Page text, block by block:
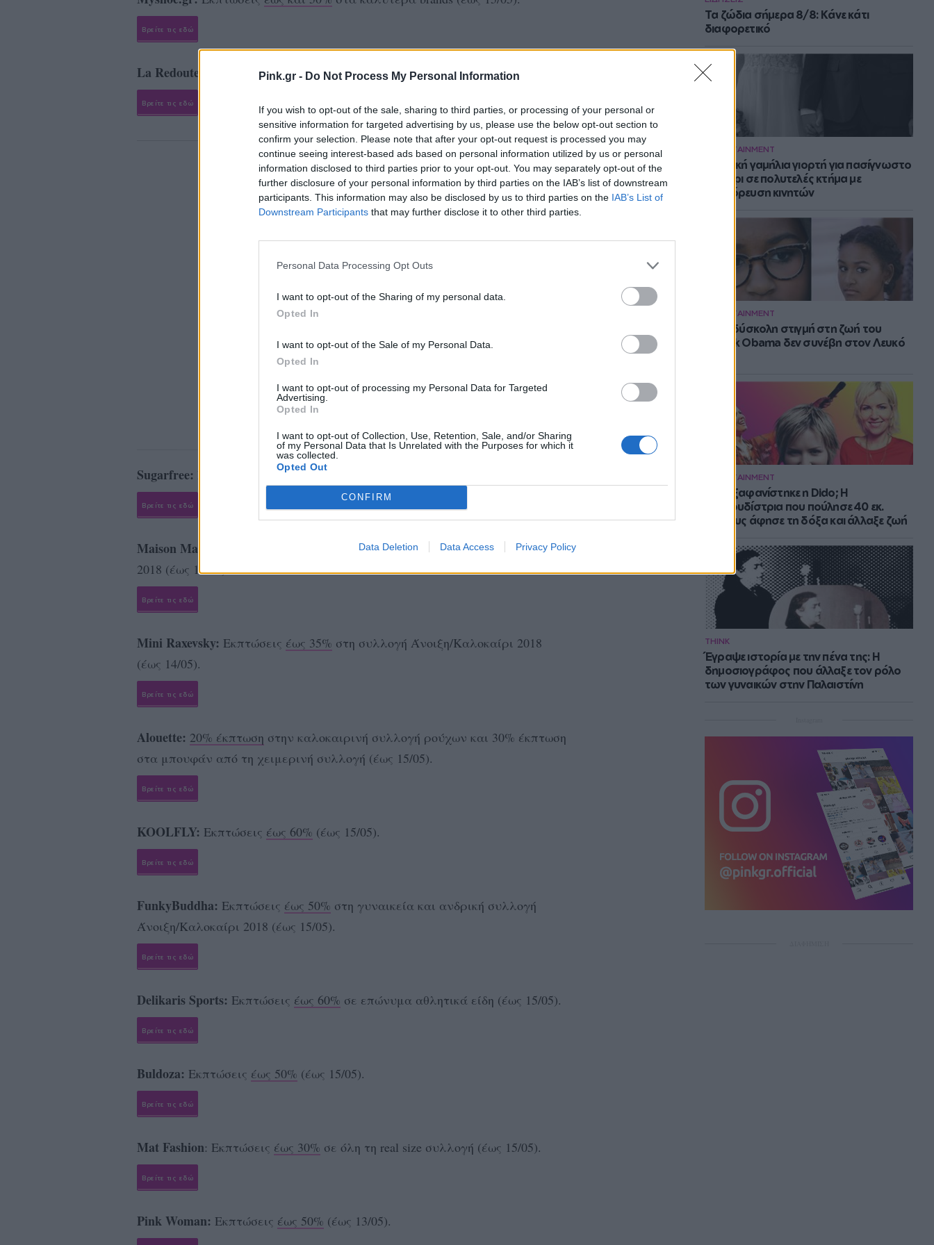
Pink.gr - Do Not Process My Personal Information
If you wish to opt-out of the sale, sharing to third parties, or processing of your personal or
sensitive information for targeted advertising by us, please use the below opt-out section to
confirm your selection. Please note that after your opt-out request is processed you may
continue seeing interest-based ads based on personal information utilized by us or personal
information disclosed to third parties prior to your opt-out. You may separately opt-out of the
further disclosure of your personal information by third parties on the IAB’s list of downstream
participants. This information may also be disclosed by us to third parties on the IAB’s List of
Downstream Participants that may further disclose it to other third parties.
Personal Data Processing Opt Outs
I want to opt-out of the Sharing of my personal data.
Opted In
I want to opt-out of the Sale of my Personal Data.
Opted In
I want to opt-out of processing my Personal Data for Targeted
Advertising.
Opted In
I want to opt-out of Collection, Use, Retention, Sale, and/or Sharing
of my Personal Data that Is Unrelated with the Purposes for which it
was collected.
Opted Out
CONFIRM
Data Deletion Data Access Privacy Policy
Τα ζώδια σήμερα 8/8: Κάνε κάτι
διαφορετικό
ENTERTAINMENT
Μυστική γαμήλια γιορτή για πασίγνωστο
ζευγάρι σε πολυτελές κτήμα με
απαγόρευση κινητών
ENTERTAINMENT
Η πιο δύσκολη στιγμή στη ζωή του
Barack Obama δεν συνέβη στον Λευκό
ENTERTAINMENT
Πού εξαφανίστηκε η Dido; Η
τραγουδίστρια που πούλησε 40 εκ.
δίσκους άφησε τη δόξα και άλλαξε ζωή
THINK
Έγραψε ιστορία με την πένα της: Η
δημοσιογράφος που άλλαξε τον ρόλο
των γυναικών στην Παλαιστίνη
Βρείτε τις εδώ
La Redoute: Εκπτώσειςέως 30%(έως 15/05).
Βρείτε τις εδώ
ΔΙΑΦΗΜΙΣΗ
Sugarfree: έως 30% στις νέες αφίξεις (έως 15/05).
Βρείτε τις εδώ
Maison Marasil:
σε όλη τη νέα συλλογή Άνοιξη/Καλοκαίρι
2018 (έως 15/05).
Βρείτε τις εδώ
Mini Raxevsky: Εκπτώσεις έως 35% στη συλλογή Άνοιξη/Καλοκαίρι 2018
(έως 14/05).
Βρείτε τις εδώ
Alouette: 20% έκπτωση στην καλοκαιρινή συλλογή ρούχων και 30% έκπτωση
στα μπουφάν από τη χειμερινή συλλογή (έως 15/05).
Βρείτε τις εδώ
KOOLFLY: Εκπτώσεις έως 60% (έως 15/05).
Βρείτε τις εδώ
FunkyBuddha: Εκπτώσεις έως 50% στη γυναικεία και ανδρική συλλογή
Άνοιξη/Καλοκαίρι 2018 (έως 15/05).
Βρείτε τις εδώ
Delikaris Sports: Εκπτώσεις έως 60% σε επώνυμα αθλητικά είδη (έως 15/05).
Βρείτε τις εδώ
Buldoza: Εκπτώσεις έως 50% (έως 15/05).
Βρείτε τις εδώ
Mat Fashion: Εκπτώσεις έως 30% σε όλη τη real size συλλογή (έως 15/05).
Βρείτε τις εδώ
Pink Woman: Εκπτώσεις έως 50% (έως 13/05).